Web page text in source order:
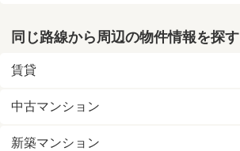
同じ路線から周辺の物件情報を探す
賃貸
中古マンション
新築マンション